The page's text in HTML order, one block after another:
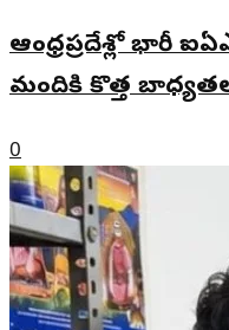
ఆంధ్రప్రదేశ్లో భారీ
మందికి కొత్త
0